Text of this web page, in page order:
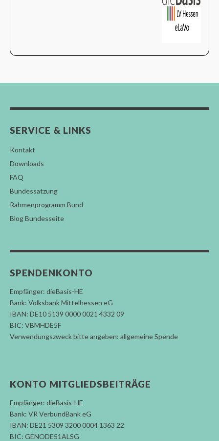
SERVICE & LINKS
Kontakt
Downloads
FAQ
Bundessatzung
Rahmenprogramm Bund
Blog Bundesseite
SPENDENKONTO
Empfänger: dieBasis-HE
Bank: Volksbank Mittelhessen eG
IBAN: DE10 5139 0000 0021 4332 09
BIC: VBMHDE5F
Verwendungszweck bitte angeben: allgemeine Spende
KONTO MITGLIEDSBEITRÄGE
Empfänger: dieBasis-HE
Bank: VR VerbundBank eG
IBAN: DE21 5309 3200 0004 1363 22
BIC: GENODE51ALSG